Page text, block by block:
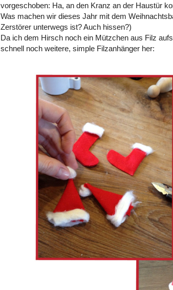
vorgeschoben: Ha, an den Kranz an der Haustür
Was machen wir dieses Jahr mit dem
Zerstörer unterwegs ist? Auch hissen?)
Da ich dem Hirsch noch ein Mützchen aus Filz
schnell noch weitere, simple Filzanhänger her: